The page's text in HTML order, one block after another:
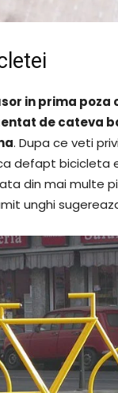
in prima poza
de cateva
. Dupa ce veti
defapt bicicleta
din mai multe
unghi